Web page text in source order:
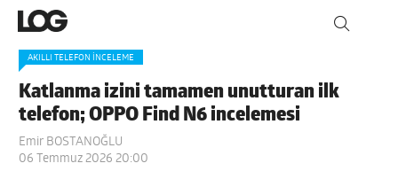
AKILLI TELEFON İNCELEME
Katlanma izini tamamen unutturan ilk
telefon; OPPO Find N6 incelemesi
Emir BOSTANOĞLU
06 Temmuz 2026 20:00